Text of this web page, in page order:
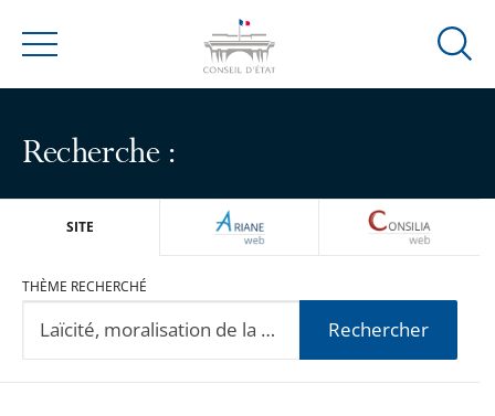
Menu
Ouvrir
Recherche :
SITE ARIANEWEB
THÈME RECHERCHÉ
Rechercher